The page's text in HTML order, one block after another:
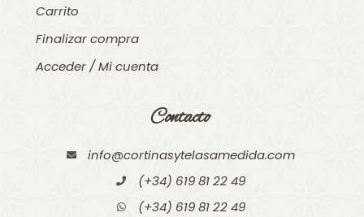
Carrito
Finalizar compra
Acceder / Mi cuenta
Contacto
info@cortinasytelasamedida.com
(+34) 619 81 22 49
(+34) 619 81 22 49